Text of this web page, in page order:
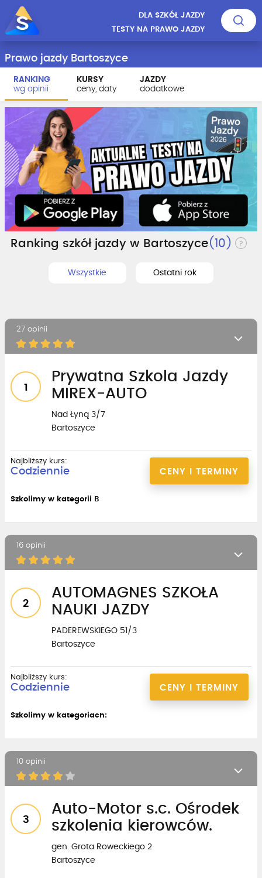
DLA SZKÓŁ JAZDY
TESTY NA PRAWO JAZDY
Prawo jazdy Bartoszyce
RANKING
wg opinii
KURSY
ceny, daty
JAZDY
dodatkowe
Ranking szkół jazdy w Bartoszyce(10)
Wszystkie Ostatni rok
27 opinii
1
Prywatna Szkola Jazdy
MIREX-AUTO
Nad Łyną 3/7
Bartoszyce
CENY I TERMINY
Najbliższy kurs:
Codziennie
Szkolimy w kategorii B
16 opinii
2
AUTOMAGNES SZKOŁA
NAUKI JAZDY
PADEREWSKIEGO 51/3
Bartoszyce
CENY I TERMINY
Najbliższy kurs:
Codziennie
Szkolimy w kategoriach:
10 opinii
3
Auto-Motor s.c. Ośrodek
szkolenia kierowców.
gen. Grota Roweckiego 2
Bartoszyce